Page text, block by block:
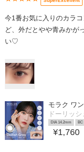
今1番お気に入りのカラ
ど、外だとやや青みかが
い♡
モラク ワ
ドーリッ
DIA 14.2mm BC
¥1,760